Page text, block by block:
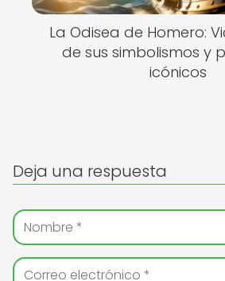
La Odisea de Homero:
de sus simbolismos y
icónicos
Deja una respuesta